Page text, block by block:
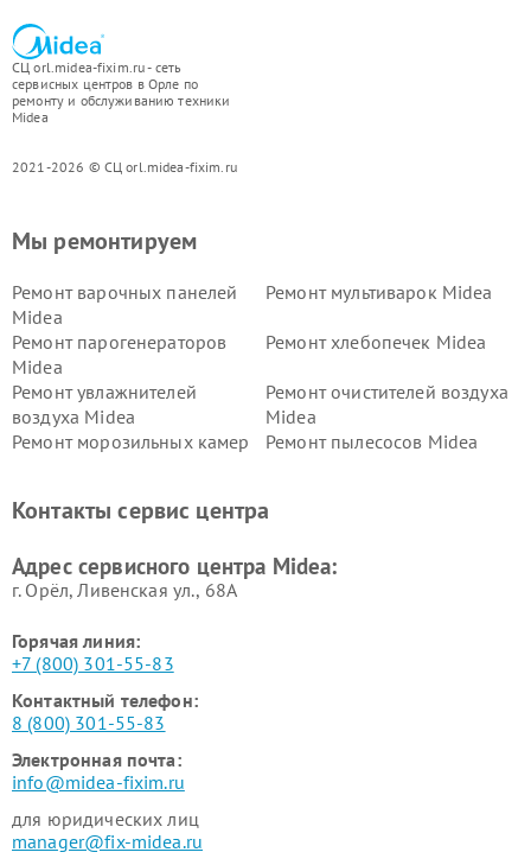
СЦ orl.midea-fixim.ru - сеть
сервисных центров в Орле по
ремонту и обслуживанию техники
Midea
2021-2026 © СЦ orl.midea-fixim.ru
Мы ремонтируем
Ремонт варочных панелей
Midea
Ремонт мультиварок Midea
Ремонт парогенераторов
Midea
Ремонт хлебопечек Midea
Ремонт увлажнителей
воздуха Midea
Ремонт очистителей воздуха
Midea
Ремонт морозильных камер
Ремонт пылесосов Midea
пылесосов Midea
Midea
Контакты сервис центра
Адрес сервисного центра Midea:
г. Орёл, Ливенская ул., 68А
Горячая линия:
+7 (800) 301-55-83
Контактный телефон:
8 (800) 301-55-83
Электронная почта:
info@midea-fixim.ru
для юридических лиц
manager@fix-midea.ru